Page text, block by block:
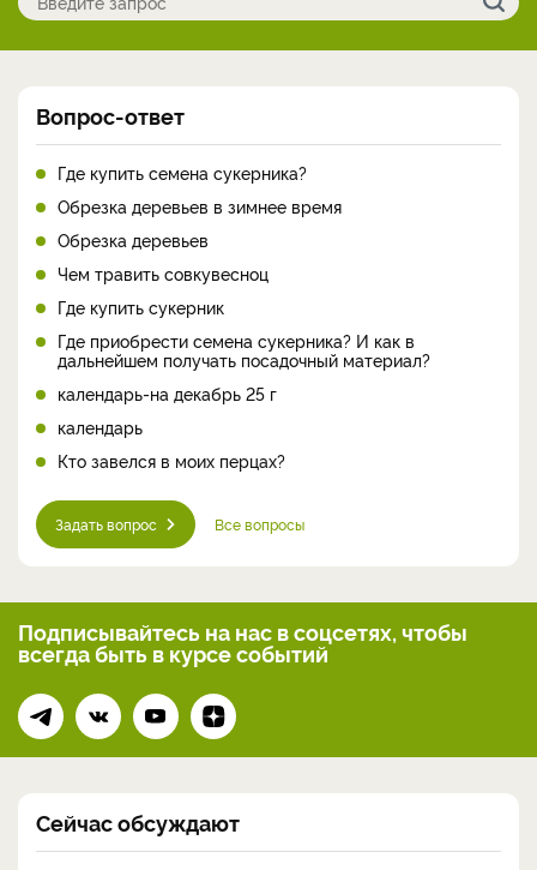
Вопрос-ответ
Где купить семена сукерника?
Обрезка деревьев в зимнее время
Обрезка деревьев
Чем травить совкувесноц
Где купить сукерник
Где приобрести семена сукерника? И как в
дальнейшем получать посадочный материал?
календарь-на декабрь 25 г
календарь
Кто завелся в моих перцах?
Задать вопрос Все вопросы
Подписывайтесь на нас в соцсетях, чтобы
всегдабыть в курсе событий
Сейчас обсуждают